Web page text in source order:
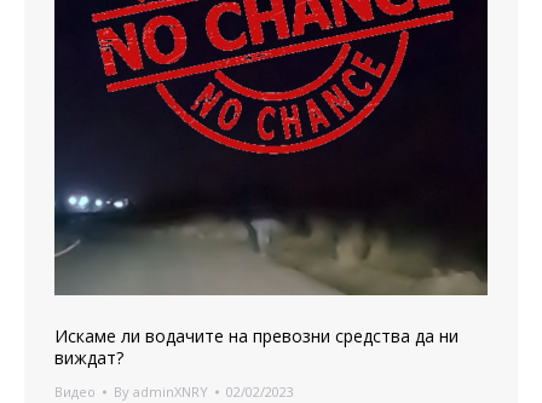
Искаме ли водачите на превозни средства да ни
виждат?
Видео By adminXNRY 02/02/2023